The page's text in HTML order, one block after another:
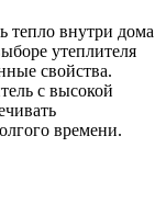
тепло внутри дома
утеплителя
свойства.
с высокой
времени.